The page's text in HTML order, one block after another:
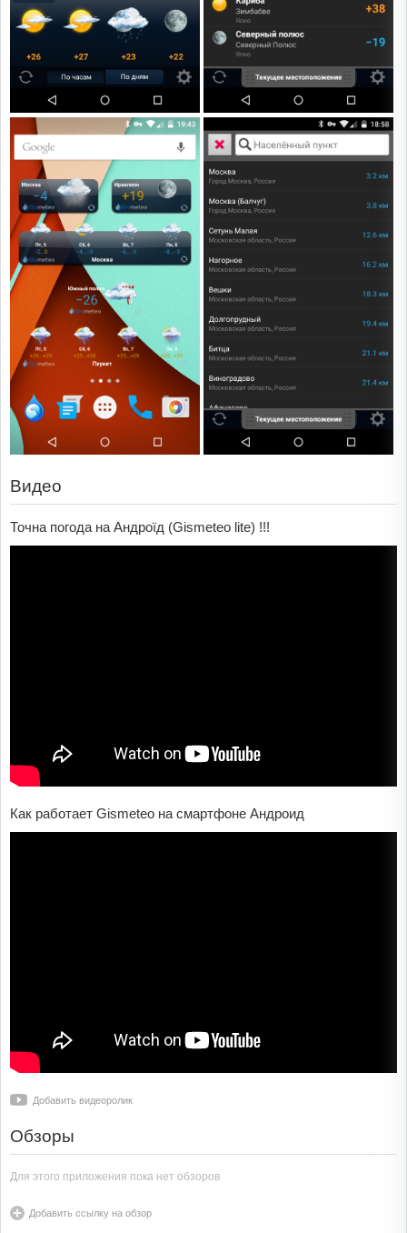
Видео
Точна погода на Андроїд (Gismeteo lite) !!!
Как работает Gismeteo на смартфоне Андроид
Добавить видеоролик
Обзоры
Для этого приложения пока нет обзоров
Добавить ссылку на обзор